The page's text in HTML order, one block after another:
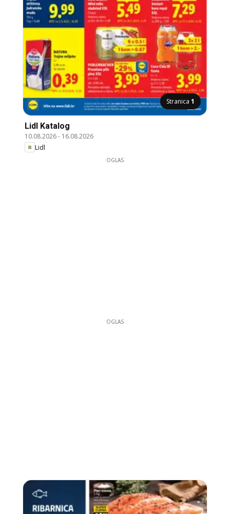
Stranica 1
Lidl Katalog
10.08.2026- 16.08.2026
Lidl
OGLAS
OGLAS